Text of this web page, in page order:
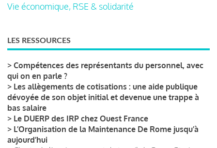
Vie économique, RSE & solidarité
LES RESSOURCES
> Compétences des représentants du personnel, avec
qui on en parle ?
> Les allègements de cotisations : une aide publique
dévoyée de son objet initial et devenue une trappe à
bas salaire
> Le DUERP des IRP chez Ouest France
> L’Organisation de la Maintenance De Rome jusqu’à
aujourd’hui